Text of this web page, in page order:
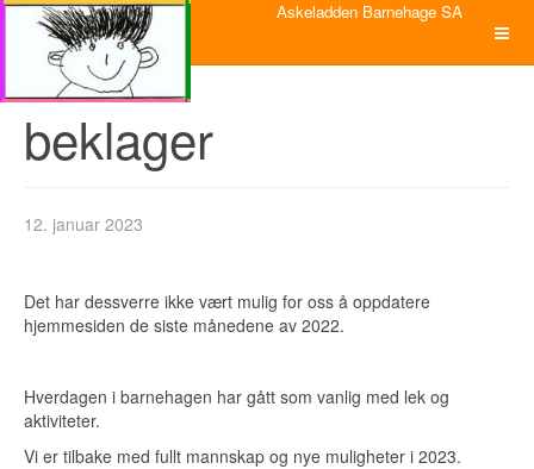
Askeladden Barnehage SA
beklager
12. januar 2023
Det har dessverre ikke vært mulig for oss å oppdatere
hjemmesiden de siste månedene av 2022.
Hverdagen i barnehagen har gått som vanlig med lek og
aktiviteter.
Vi er tilbake med fullt mannskap og nye muligheter i 2023.